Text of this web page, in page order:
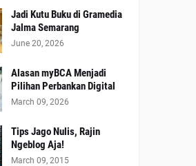
Jadi Kutu Buku di Gramedia
Jalma Semarang
June 20, 2026
Alasan myBCA Menjadi
Pilihan Perbankan Digital
March 09, 2026
Tips Jago Nulis, Rajin
Ngeblog Aja!
March 09, 2015